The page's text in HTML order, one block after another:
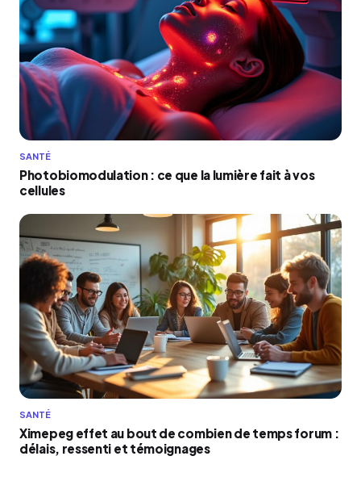
SANTÉ
Photobiomodulation : ce que la lumière fait à vos
cellules
SANTÉ
Ximepeg effet au bout de combien de temps forum :
délais, ressenti et témoignages